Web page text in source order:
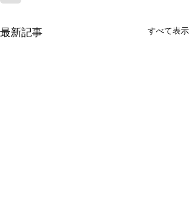
最新記事 すべて表示